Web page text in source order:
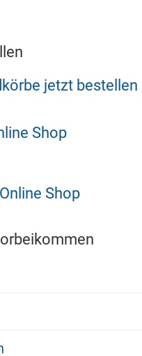
jetzt bestellen
Shop
Shop